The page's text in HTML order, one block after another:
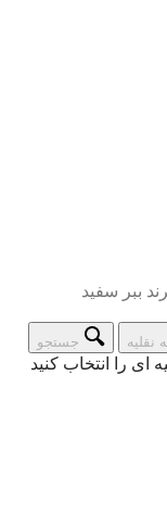
ببر سفید
نقلیه جستجو
ای را انتخاب کنید